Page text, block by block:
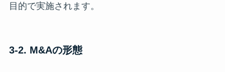
目的で実施されます。
3-2. M&Aの形態